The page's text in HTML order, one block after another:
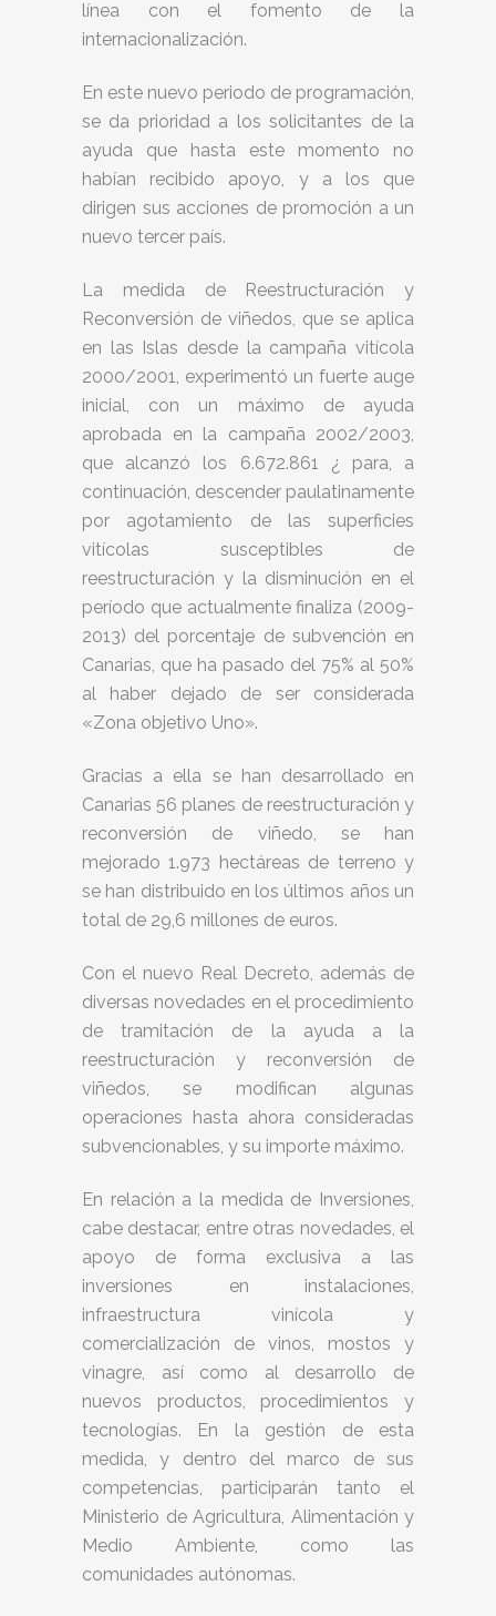
línea con el fomento de la
internacionalización.
En este nuevo periodo de programación,
se da prioridad a los solicitantes de la
ayuda que hasta este momento no
habían recibido apoyo, y a los que
dirigen sus acciones de promoción a un
nuevo tercer país.
La medida de Reestructuración y
Reconversión de viñedos, que se aplica
en las Islas desde la campaña vitícola
2000/2001, experimentó un fuerte auge
inicial, con un máximo de ayuda
aprobada en la campaña 2002/2003,
que alcanzó los 6.672.861 ¿ para, a
continuación, descender paulatinamente
por agotamiento de las superficies
vitícolas susceptibles de
reestructuración y la disminución en el
período que actualmente finaliza (2009-
2013) del porcentaje de subvención en
Canarias, que ha pasado del 75% al 50%
al haber dejado de ser considerada
«Zona objetivo Uno».
Gracias a ella se han desarrollado en
Canarias 56 planes de reestructuración y
reconversión de viñedo, se han
mejorado 1.973 hectáreas de terreno y
se han distribuido en los últimos años un
total de 29,6 millones de euros.
Con el nuevo Real Decreto, además de
diversas novedades en el procedimiento
de tramitación de la ayuda a la
reestructuración y reconversión de
viñedos, se modifican algunas
operaciones hasta ahora consideradas
subvencionables, y su importe máximo.
En relación a la medida de Inversiones,
cabe destacar, entre otras novedades, el
apoyo de forma exclusiva a las
inversiones en instalaciones,
infraestructura vinícola y
comercialización de vinos, mostos y
vinagre, así como al desarrollo de
nuevos productos, procedimientos y
tecnologías. En la gestión de esta
medida, y dentro del marco de sus
competencias, participarán tanto el
Ministerio de Agricultura, Alimentación y
Medio Ambiente, como las
comunidades autónomas.